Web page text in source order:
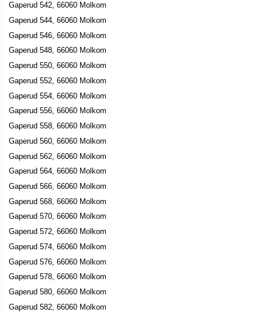
Gaperud 542, 66060 Molkom
Gaperud 544, 66060 Molkom
Gaperud 546, 66060 Molkom
Gaperud 548, 66060 Molkom
Gaperud 550, 66060 Molkom
Gaperud 552, 66060 Molkom
Gaperud 554, 66060 Molkom
Gaperud 556, 66060 Molkom
Gaperud 558, 66060 Molkom
Gaperud 560, 66060 Molkom
Gaperud 562, 66060 Molkom
Gaperud 564, 66060 Molkom
Gaperud 566, 66060 Molkom
Gaperud 568, 66060 Molkom
Gaperud 570, 66060 Molkom
Gaperud 572, 66060 Molkom
Gaperud 574, 66060 Molkom
Gaperud 576, 66060 Molkom
Gaperud 578, 66060 Molkom
Gaperud 580, 66060 Molkom
Gaperud 582, 66060 Molkom